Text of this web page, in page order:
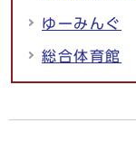
ゆーみんぐ
総合体育館